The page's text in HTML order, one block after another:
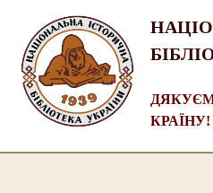
КРАЇНУ!